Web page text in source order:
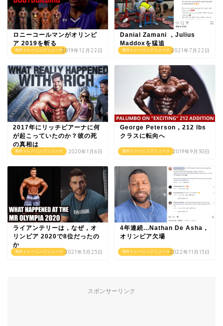
海外トレーニングニュース
ロニーコールマンがオリンピ
ア 2019を斬る
2019年12月22日 海外トレーニングニュース
Danial Zamani ，Julius
Maddoxを猛追
2021年7月22日
海外トレーニングニュース
2017年にリッチピアーナに何
が起こっていたのか？彼の死
の真相は
2020年1月6日 海外トレーニングニュース
George Peterson，212 lbs
クラスに転向へ
2019年9月30日
海外トレーニングニュース
ライアンテリーは，なぜ，オ
リンピア 2020で8位だったの
か
2021年3月25日 海外トレーニングニュース
4年連続...Nathan De Asha，
オリンピア欠場
2022年11月15日
スポンサーリンク